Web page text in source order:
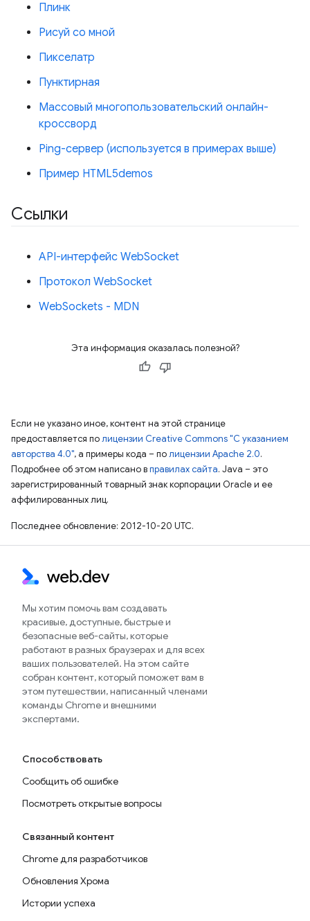
Плинк
Рисуй со мной
Пикселатр
Пунктирная
Массовый многопользовательский онлайн-
кроссворд
Ping-сервер (используется в примерах выше)
Пример HTML5demos
Ссылки
API-интерфейс WebSocket
Протокол WebSocket
WebSockets - MDN
Эта информация оказалась полезной?
Если не указано иное, контент на этой странице
предоставляется полицензии Creative Commons "С указанием
авторства 4.0", а примеры кода – полицензии Apache 2.0.
Подробнее об этом написано вправилах сайта. Java – это
зарегистрированный товарный знак корпорации Oracle и ее
аффилированных лиц.
Последнее обновление: 2012-10-20 UTC.
Мы хотим помочь вам создавать
красивые, доступные, быстрые и
безопасные веб-сайты, которые
работают в разных браузерах и для всех
ваших пользователей. На этом сайте
собран контент, который поможет вам в
этом путешествии, написанный членами
команды Chrome и внешними
экспертами.
Способствовать
Сообщить об ошибке
Посмотреть открытые вопросы
Связанный контент
Chrome для разработчиков
Обновления Хрома
Истории успеха